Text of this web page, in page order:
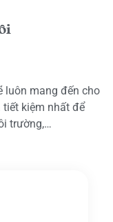
luôn mang đến cho
kiệm nhất để
trường,…